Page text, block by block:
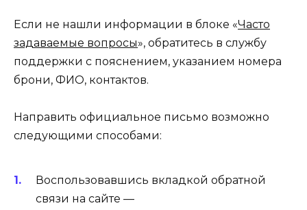
Если не нашли информации в блоке «Часто
задаваемые вопросы», обратитесь в службу
поддержки с пояснением, указанием номера
брони, ФИО, контактов.
Направить официальное письмо возможно
следующими способами:
Воспользовавшись вкладкой обратной
связи на сайте —